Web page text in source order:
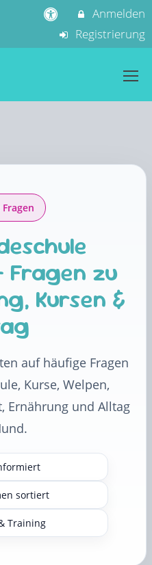
Anmelden
Registrierung
zu
Kursen &
auf häufige Fragen
Kurse, Welpen,
Ernährung und Alltag
sortiert
Training